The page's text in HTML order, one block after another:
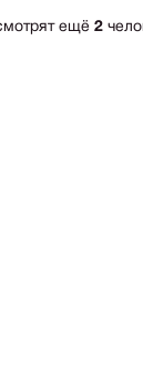
арт
ещё 2